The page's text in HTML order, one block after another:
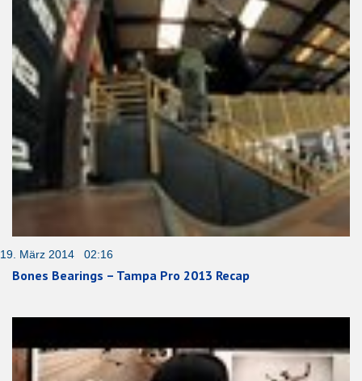
19. März 2014 02:16
Bones Bearings – Tampa Pro 2013 Recap